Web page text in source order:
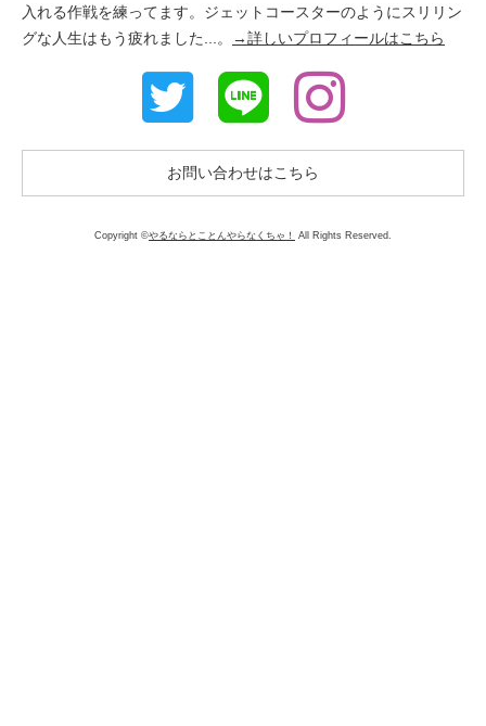
入れる作戦を練ってます。ジェットコースターのようにスリリン
グな人生はもう疲れました...。
→詳しいプロフィールはこちら
お問い合わせはこちら
Copyright ©やるならとことんやらなくちゃ！ All Rights Reserved.